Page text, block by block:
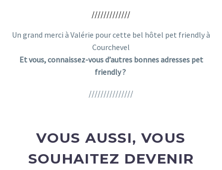
/////////////
Un grand merci à Valérie pour cette bel hôtel pet friendly à
Courchevel
Et vous, connaissez-vous d’autres bonnes adresses pet
friendly ?
///////////////
VOUS AUSSI, VOUS
SOUHAITEZ DEVENIR